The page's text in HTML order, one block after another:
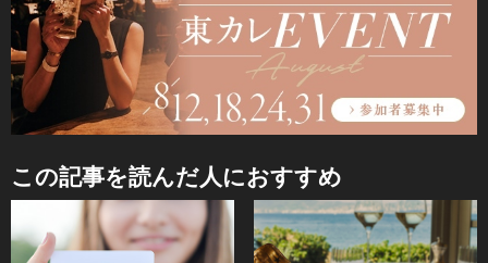
この記事を読んだ人におすすめ